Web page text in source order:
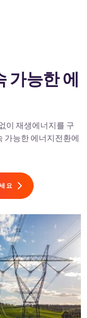
가능한 에
이 재생에너지를 구
가능한 에너지전환에
요